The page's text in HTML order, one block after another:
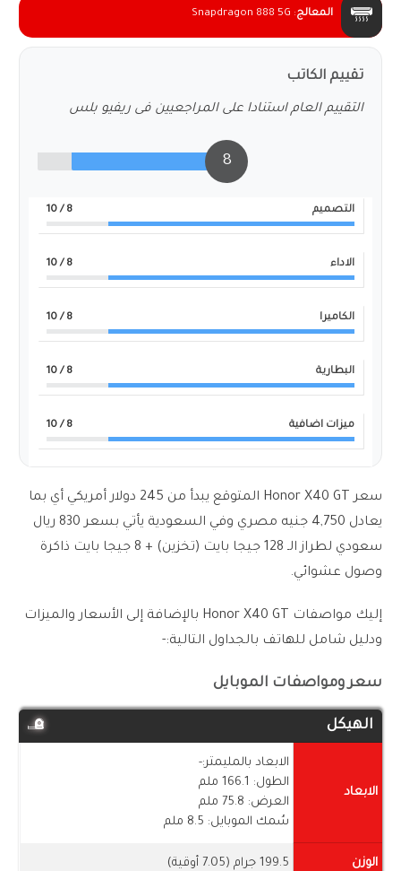
المعالج:
Snapdragon 888 5G
تقييم الكاتب
التقييم العام استنادا على المراجعيين فى ريفيو بلس
8
التصميم 8
/ 10
الاداء 8
/ 10
الكاميرا 8
/ 10
البطارية 8
/ 10
ميزات اضافية 8
/ 10
سعر Honor X40 GT المتوقع يبدأ من 245 دولار أمريكي أي بما
يعادل 4,750 جنيه مصري وفي السعودية يأتي بسعر 830 ريال
سعودي لطراز الـ 128 جيجا بايت (تخزين) + 8 جيجا بايت ذاكرة
وصول عشوائي.
إليك مواصفات Honor X40 GT بالإضافة إلى الأسعار والميزات
ودليل شامل للهاتف بالجداول التالية:-
سعر ومواصفات الموبايل
الهيكل
الابعاد
الابعاد بالمليمتر:-
الطول: 166.1 ملم
العرض: 75.8 ملم
سُمك الموبايل: 8.5 ملم
الوزن 199.5 جرام (7.05 أوقية)